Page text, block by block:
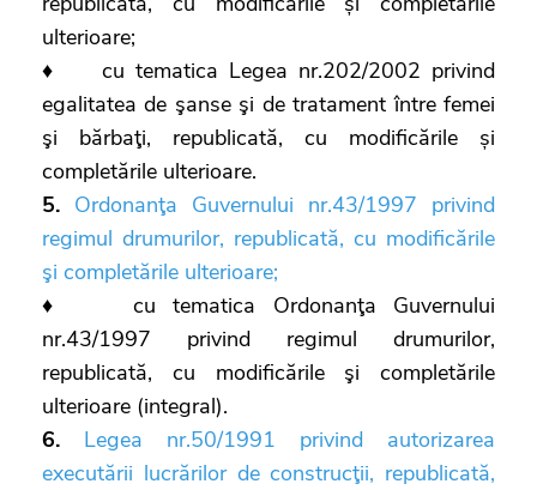
ulterioare;
♦ cu tematica Legea nr.202/2002 privind
egalitatea de şanse şi de tratament între femei
şi bărbaţi, republicată, cu modificările și
completările ulterioare.
5. Ordonanţa Guvernului nr.43/1997 privind
regimul drumurilor, republicată, cu modificările
şi completările ulterioare;
♦ cu tematica Ordonanţa Guvernului
nr.43/1997 privind regimul drumurilor,
republicată, cu modificările şi completările
ulterioare (integral).
6.
Legea nr.50/1991 privind autorizarea
executării lucrărilor de construcţii, republicată,